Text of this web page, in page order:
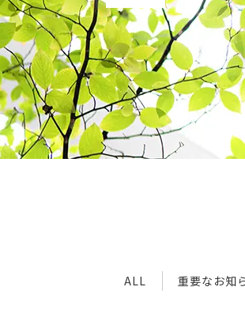
ALL 重要なお知